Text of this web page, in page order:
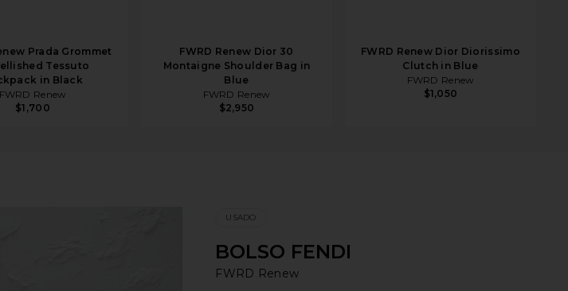
Prada Grommet
Tessuto
in Black
FWRD Renew
$1,700
FWRD Renew Dior 30
Montaigne Shoulder Bag in
Blue
FWRD Renew
$2,950
FWRD Renew Dior Diorissimo
Clutch in Blue
FWRD Renew
$1,050
USADO
BOLSO FENDI
FWRD Renew